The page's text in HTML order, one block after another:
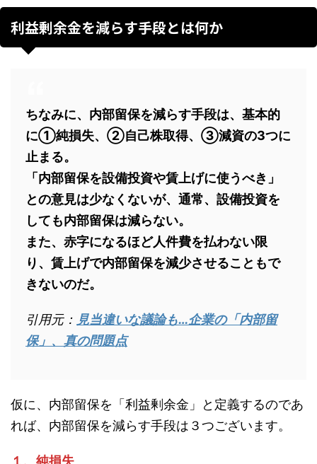
利益剰余金を減らす手段とは何か
ちなみに、内部留保を減らす手段は、基本的
に①純損失、②自己株取得、③減資の3つに
止まる。
「内部留保を設備投資や賃上げに使うべき」
との意見は少なくないが、通常、設備投資を
しても内部留保は減らない。
また、赤字になるほど人件費を払わない限
り、賃上げで内部留保を減少させることもで
きないのだ。
引用元： 見当違いな議論も…企業の「内部留
保」、真の問題点
仮に、内部留保を「利益剰余金」と定義するのであ
れば、内部留保を減らす手段は３つございます。
１、純損失